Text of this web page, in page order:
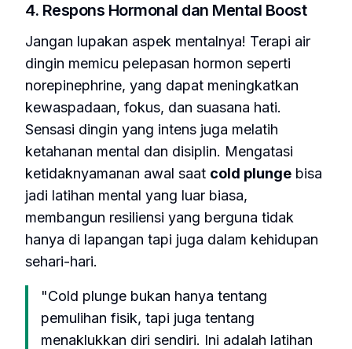
4. Respons Hormonal dan Mental Boost
Jangan lupakan aspek mentalnya! Terapi air
dingin memicu pelepasan hormon seperti
norepinephrine, yang dapat meningkatkan
kewaspadaan, fokus, dan suasana hati.
Sensasi dingin yang intens juga melatih
ketahanan mental dan disiplin. Mengatasi
ketidaknyamanan awal saat cold plunge bisa
jadi latihan mental yang luar biasa,
membangun resiliensi yang berguna tidak
hanya di lapangan tapi juga dalam kehidupan
sehari-hari.
"Cold plunge bukan hanya tentang
pemulihan fisik, tapi juga tentang
menaklukkan diri sendiri. Ini adalah latihan